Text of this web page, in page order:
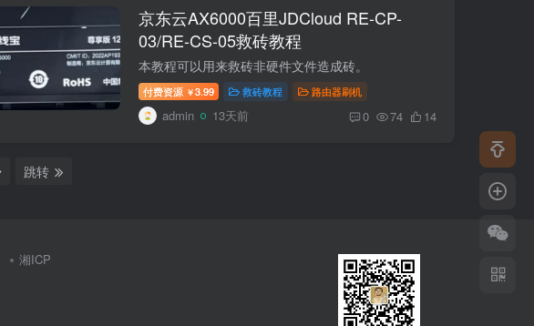
京东云AX6000百里JDCloud RE-CP-
03/RE-CS-05救砖教程
本教程可以用来救砖非硬件文件造成砖。
付费资源 ￥3.99 救砖教程 路由器刷机
admin 13天前 0 74 14
跳转
湘ICP